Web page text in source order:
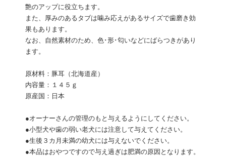
艶のアップに役立ちます。
また、厚みのあるタブは噛み応えがあるサイズで歯磨き効
果もあります。
なお、自然素材のため、色･形･匂いなどにばらつきがあり
ます。
原材料：豚耳（北海道産）
内容量：１４５ｇ
原産国：日本
●オーナーさんの管理のもと与えるようにしてください。
●小型犬や歯の弱い老犬には注意して与えてください。
●生後３カ月未満の幼犬には与えないでください。
●本品はおやつですので与え過ぎは肥満の原因となります。